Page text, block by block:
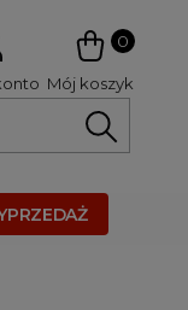
0
Mój koszyk